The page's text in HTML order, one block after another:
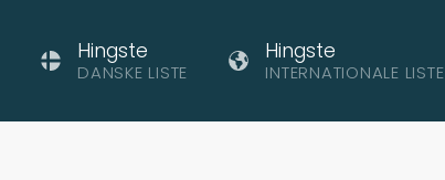
Hingste
DANSKE LISTE
Hingste
INTERNATIONALE LISTE